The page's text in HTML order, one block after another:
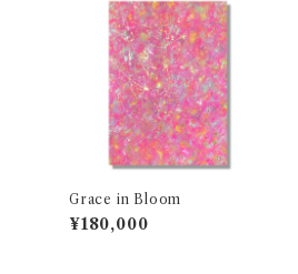
Grace in Bloom
¥180,000